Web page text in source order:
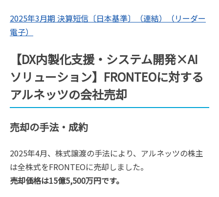
2025年3月期 決算短信〔日本基準〕（連結）（リーダー
電子）
【DX内製化支援・システム開発×AI
ソリューション】FRONTEOに対する
アルネッツの会社売却
売却の手法・成約
2025年4月、株式譲渡の手法により、アルネッツの株主
は全株式をFRONTEOに売却しました。
売却価格は15億5,500万円です。